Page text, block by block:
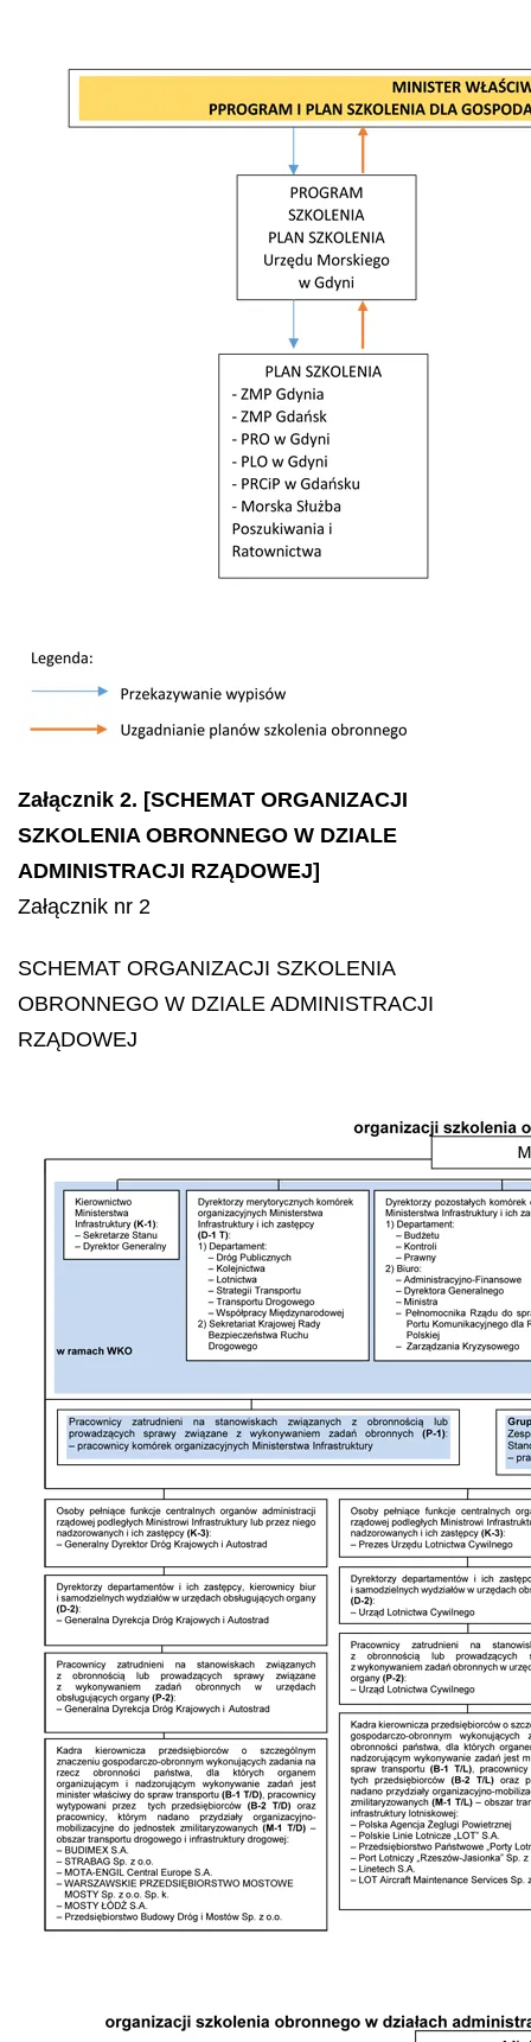
Załącznik 2. [SCHEMAT ORGANIZACJI
SZKOLENIA OBRONNEGO W DZIALE
ADMINISTRACJI RZĄDOWEJ]
Załącznik nr 2
SCHEMAT ORGANIZACJI SZKOLENIA
OBRONNEGO W DZIALE ADMINISTRACJI
RZĄDOWEJ